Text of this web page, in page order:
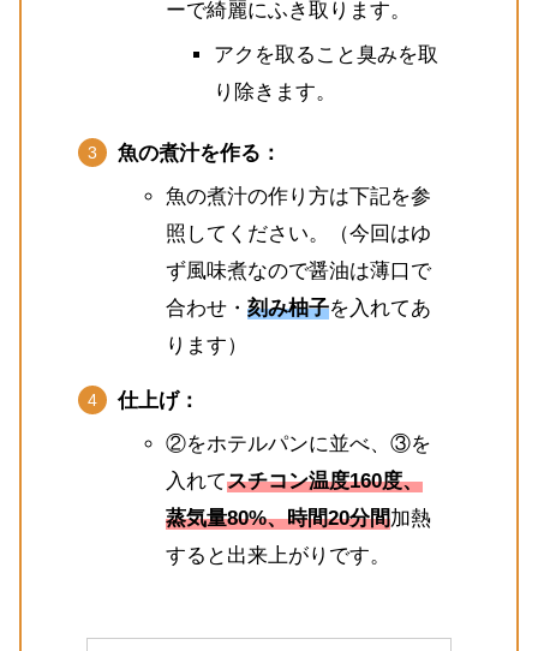
ーで綺麗にふき取ります。
アクを取ること臭みを取
り除きます。
魚の煮汁を作る：
魚の煮汁の作り方は下記を参
照してください。（今回はゆ
ず風味煮なので醤油は薄口で
合わせ・ 刻み柚子を入れてあ
ります）
仕上げ：
②をホテルパンに並べ、③を
入れてスチコン温度160度、
蒸気量80%、時間20分間加熱
すると出来上がりです。